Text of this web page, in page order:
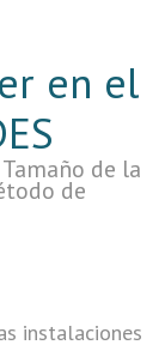
en el
de la
de
instalaciones